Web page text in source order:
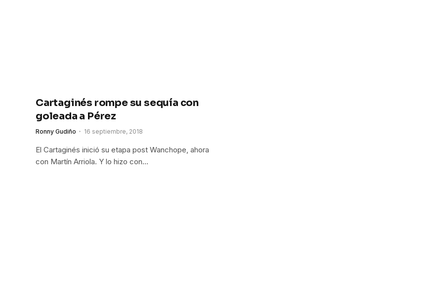
Cartaginés rompe su sequía con
goleada a Pérez
Ronny Gudiño 16 septiembre, 2018
El Cartaginés inició su etapa post Wanchope, ahora
con Martín Arriola. Y lo hizo con…